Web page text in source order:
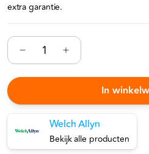
extra garantie.
In
Welch Allyn
Bekijk alle producten